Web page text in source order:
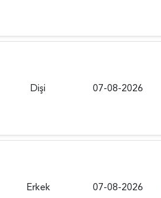
Dişi 07-08-2026
Erkek 07-08-2026